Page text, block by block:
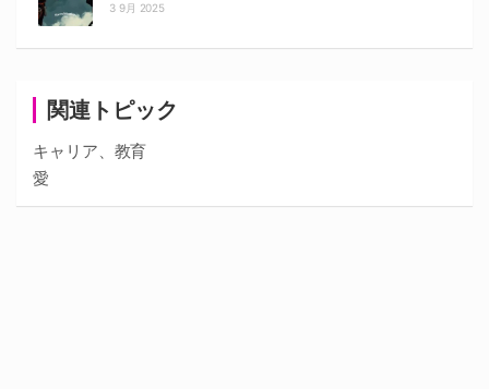
関連トピック
キャリア、教育
愛
3 9月 2025